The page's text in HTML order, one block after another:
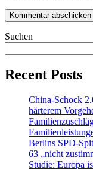
Suchen
Recent Posts
China-Schock
härterem
Berlins SPD-
63 „nicht
Studie: Europa